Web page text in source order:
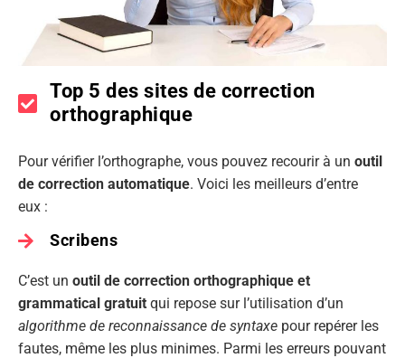
Top 5 des sites de correction
orthographique
Pour vérifier l’orthographe, vous pouvez recourir à un outil
de correction automatique. Voici les meilleurs d’entre
eux :
Scribens
C’est un outil de correction orthographique et
grammatical gratuit qui repose sur l’utilisation d’un
algorithme de reconnaissance de syntaxe pour repérer les
fautes, même les plus minimes. Parmi les erreurs pouvant